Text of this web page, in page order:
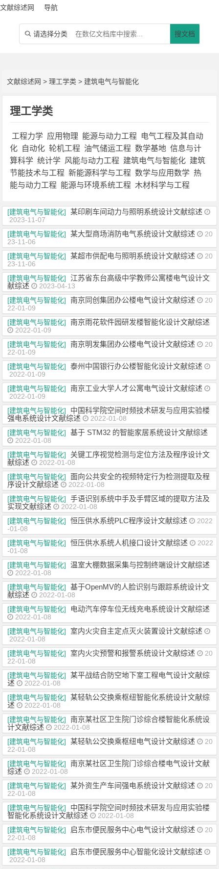
文献综述网 导航
 请选择分类 搜文档
文献综述网 >理工学类 > 建筑电气与智能化
理工学类
工程力学 应用物理 能源与动力工程
电气工程及其自动
化 自动化 轮机工程 油气储运工程 数学基地 信息与计
算科学 统计学 风能与动力工程 建筑电气与智能化 建筑
节能技术与工程 新能源科学与工程 数学与应用数学 热
能与动力工程 能源与环境系统工程 木材科学与工程
[建筑电气与智能化] 某印刷车间动力与照明系统设计文献综述
2023-11-07
[建筑电气与智能化]
某大型商场消防电气系统设计文献综述
20
23-11-06
[建筑电气与智能化]
某超市供配电与照明系统设计文献综述
20
23-11-06
[建筑电气与智能化]
江苏省东台高级中学教师公寓楼电气设计文
献综述
2023-04-13
[建筑电气与智能化]
南京同创集团办公楼电气设计文献综述
20
22-01-09
[建筑电气与智能化]
南京雨花软件园研发楼智能化设计文献综述
2022-01-09
[建筑电气与智能化]
南京明发集团办公楼电气设计文献综述
20
22-01-09
[建筑电气与智能化]
泰州中国银行办公楼智能化设计文献综述
2022-01-09
[建筑电气与智能化]
南京工业大学人才公寓电气设计文献综述
2022-01-09
[建筑电气与智能化]
中国科学院空间时频技术研发与应用实验楼
强电系统设计文献综述
2022-01-08
[建筑电气与智能化]
基于 STM32 的智能家居系统设计文献综述
2022-01-08
[建筑电气与智能化]
关键工序视觉检测与定位方法及程序设计文
献综述
2022-01-08
[建筑电气与智能化]
面向公共安全的视频特定行为检测提取及程
序设计文献综述
2022-01-08
[建筑电气与智能化]
手语识别系统中手及手臂区域的提取方法及
实现文献综述
2022-01-08
[建筑电气与智能化]
恒压供水系统PLC程序设计文献综述
2022
-01-08
[建筑电气与智能化]
恒压供水系统人机接口设计文献综述
2022
-01-08
[建筑电气与智能化]
温室大棚数据采集与控制终端设计文献综述
2022-01-08
[建筑电气与智能化]
基于OpenMV的人脸识别与跟踪系统设计文
献综述
2022-01-08
[建筑电气与智能化]
电动汽车停车位无线充电系统设计文献综述
2022-01-08
[建筑电气与智能化]
室内火灾自主定点灭火装置设计文献综述
2022-01-08
[建筑电气与智能化]
室内火灾预警和报警系统设计文献综述
20
22-01-08
[建筑电气与智能化]
某平战结合防空地下室工程电气设计文献综
述
2022-01-08
[建筑电气与智能化]
某轻轨公交换乘枢纽智能化系统设计文献综
述
2022-01-08
[建筑电气与智能化]
南京某社区卫生院门诊综合楼智能化系统设
计文献综述
2022-01-08
[建筑电气与智能化]
某轻轨公交换乘枢纽电气设计文献综述
20
22-01-08
[建筑电气与智能化]
南京某社区卫生院门诊综合楼电气设计文献
综述
2022-01-08
[建筑电气与智能化]
某外资生产车间强电系统设计文献综述
20
22-01-08
[建筑电气与智能化]
中国科学院空间时频技术研发与应用实验楼
智能化系统设计文献综述
2022-01-08
[建筑电气与智能化]
启东市便民服务中心电气设计文献综述
20
22-01-08
[建筑电气与智能化]
启东市便民服务中心智能化设计文献综述
2022-01-08